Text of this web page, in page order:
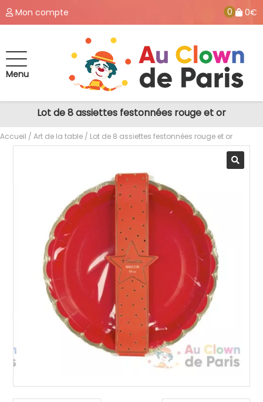
Mon compte 0 0€
Menu
Lot de 8 assiettes festonnées rouge et or
Accueil / Art de la table / Lot de 8 assiettes festonnées rouge et or